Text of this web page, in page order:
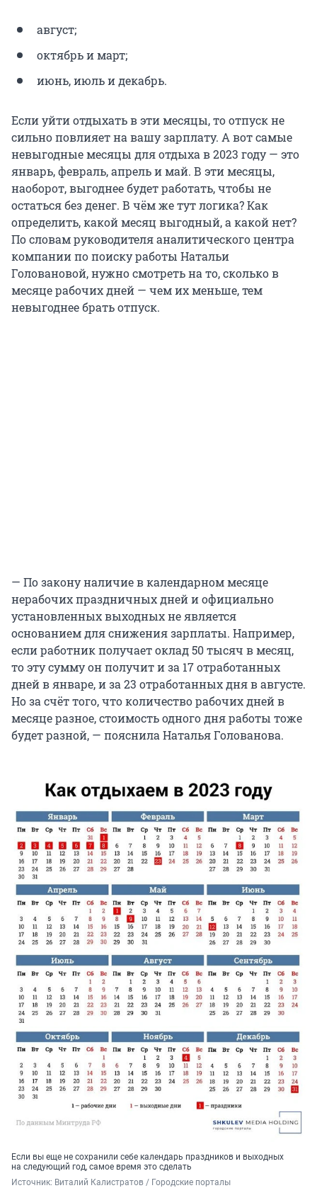
август;
октябрь и март;
июнь, июль и декабрь.
Если уйти отдыхать в эти месяцы, то отпуск не
сильно повлияет на вашу зарплату. А вот самые
невыгодные месяцы для отдыха в 2023 году — это
январь, февраль, апрель и май. В эти месяцы,
наоборот, выгоднее будет работать, чтобы не
остаться без денег. В чём же тут логика? Как
определить, какой месяц выгодный, а какой нет?
По словам руководителя аналитического центра
компании по поиску работы Натальи
Головановой, нужно смотреть на то, сколько в
месяце рабочих дней — чем их меньше, тем
невыгоднее брать отпуск.
— По закону наличие в календарном месяце
нерабочих праздничных дней и официально
установленных выходных не является
основанием для снижения зарплаты. Например,
если работник получает оклад 50 тысяч в месяц,
то эту сумму он получит и за 17 отработанных
дней в январе, и за 23 отработанных дня в августе.
Но за счёт того, что количество рабочих дней в
месяце разное, стоимость одного дня работы тоже
будет разной, — пояснила Наталья Голованова.
Если вы еще не сохранили себе календарь праздников и выходных
на следующий год, самое время это сделать
Источник: Виталий Калистратов / Городские порталы